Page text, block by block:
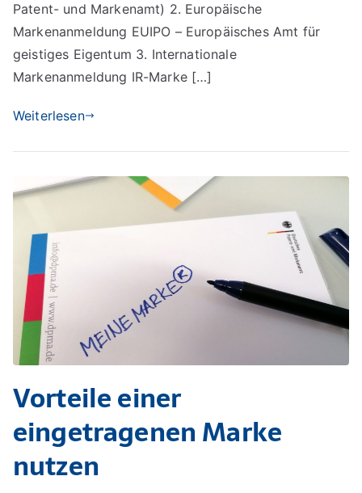
Patent- und Markenamt) 2. Europäische
Markenanmeldung EUIPO – Europäisches Amt für
geistiges Eigentum 3. Internationale
Markenanmeldung IR-Marke […]
Weiterlesen
Vorteile einer
eingetragenen Marke
nutzen